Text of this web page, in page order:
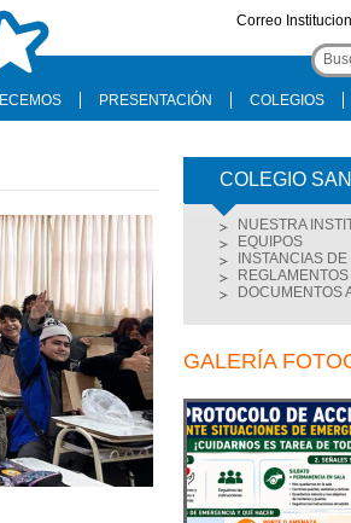
Correo
PRESENTACIÓN COLEGIOS
COLEGIO
NUESTRA
EQUIPOS
INSTANCIAS
DOCUMENTOS
GALERÍA